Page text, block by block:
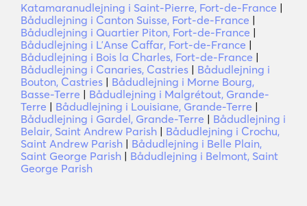
Katamaranudlejning i Saint-Pierre, Fort-de-France |
Bådudlejning i Canton Suisse, Fort-de-France |
Bådudlejning i Quartier Piton, Fort-de-France |
Bådudlejning i LʼAnse Caffar, Fort-de-France |
Bådudlejning i Bois la Charles, Fort-de-France |
Bådudlejning i Canaries, Castries | Bådudlejning i
Bouton, Castries | Bådudlejning i Morne Bourg,
Basse-Terre | Bådudlejning i Malgrétout, Grande-
Terre | Bådudlejning i Louisiane, Grande-Terre |
Bådudlejning i Gardel, Grande-Terre | Bådudlejning i
Belair, Saint Andrew Parish | Bådudlejning i Crochu,
Saint Andrew Parish | Bådudlejning i Belle Plain,
Saint George Parish | Bådudlejning i Belmont, Saint
George Parish